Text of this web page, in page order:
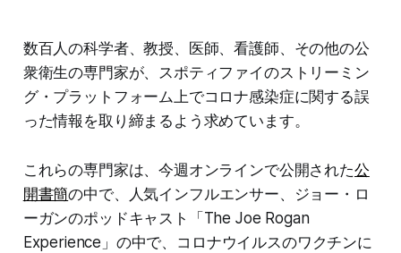
数百人の科学者、教授、医師、看護師、その他の公
衆衛生の専門家が、スポティファイのストリーミン
グ・プラットフォーム上でコロナ感染症に関する誤
った情報を取り締まるよう求めています。
これらの専門家は、今週オンラインで公開された公
開書簡の中で、人気インフルエンサー、ジョー・ロ
ーガンのポッドキャスト「The Joe Rogan
Experience」の中で、コロナウイルスのワクチンに